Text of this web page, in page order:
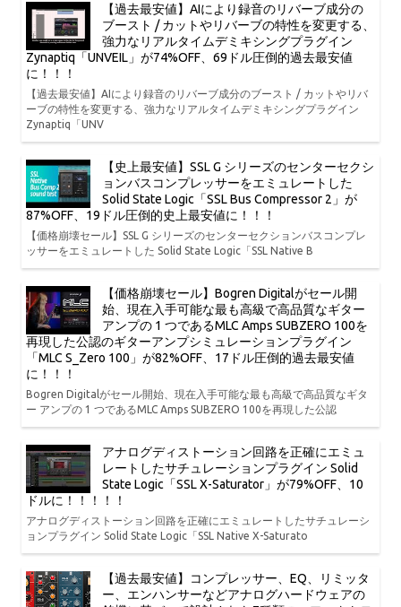
【過去最安値】AIにより録音のリバーブ成分の
ブースト / カットやリバーブの特性を変更する、
強力なリアルタイムデミキシングプラグイン
Zynaptiq「UNVEIL」が74%OFF、69ドル圧倒的過去最安値
に！！！
【過去最安値】AIにより録音のリバーブ成分のブースト / カットやリバ
ーブの特性を変更する、強力なリアルタイムデミキシングプラグイン
Zynaptiq「UNV
【史上最安値】SSL G シリーズのセンターセクシ
ョンバスコンプレッサーをエミュレートした
Solid State Logic「SSL Bus Compressor 2」が
87%OFF、19ドル圧倒的史上最安値に！！！
【価格崩壊セール】SSL G シリーズのセンターセクションバスコンプレ
ッサーをエミュレートした Solid State Logic「SSL Native B
【価格崩壊セール】Bogren Digitalがセール開
始、現在入手可能な最も高級で高品質なギター
アンプの 1 つであるMLC Amps SUBZERO 100を
再現した公認のギターアンプシミュレーションプラグイン
「MLC S_Zero 100」が82%OFF、17ドル圧倒的過去最安値
に！！！
Bogren Digitalがセール開始、現在入手可能な最も高級で高品質なギタ
ー アンプの 1 つであるMLC Amps SUBZERO 100を再現した公認
アナログディストーション回路を正確にエミュ
レートしたサチュレーションプラグイン Solid
State Logic「SSL X-Saturator」が79%OFF、10
ドルに！！！！！
アナログディストーション回路を正確にエミュレートしたサチュレーシ
ョンプラグイン Solid State Logic「SSL Native X-Saturato
【過去最安値】コンプレッサー、EQ、リミッタ
ー、エンハンサーなどアナログハードウェアの